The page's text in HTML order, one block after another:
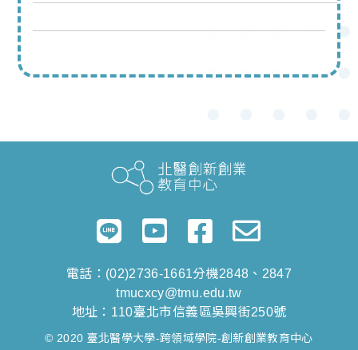
電話：(02)2736-1661分機2848、2847
tmucxcy@tmu.edu.tw
地址：110臺北市信義區吳興街250號
© 2020 臺北醫學大學-跨領域學院-創新創業教育中心